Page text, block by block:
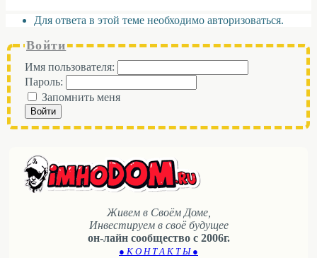
Для ответа в этой теме необходимо авторизоваться.
Войти
Имя пользователя:
Пароль:
Запомнить меня
Войти
Живем в Своём Доме,
Инвестируем в своё будущее
он-лайн сообщество с 2006г.
● К О Н Т А К Т Ы ●